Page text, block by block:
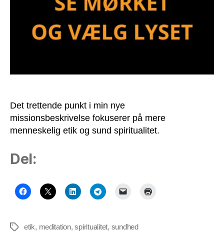
sund
Det trettende punkt i min nye
missionsbeskrivelse fokuserer på mere
menneskelig etik og sund spiritualitet.
Del:
Tagsetik, meditation,spiritualitet, sundhed